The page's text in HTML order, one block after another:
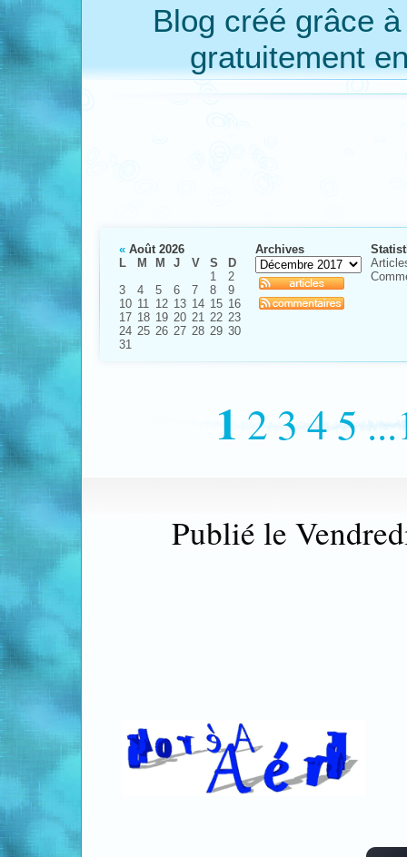
Blog créé grâce
gratuitement
« Août 2026
L
M M J V S
D
1
2
3
4 5 6 7 8
9
10 11 12 13 14 15 16
17 18 19 20 21 22 23
24 25 26 27 28 29 30
31
Archives
1 2 3 45
Publié le